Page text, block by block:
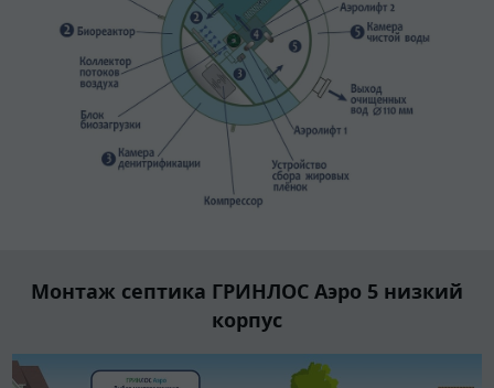
Монтаж септика ГРИНЛОС Аэро 5 низкий
корпус